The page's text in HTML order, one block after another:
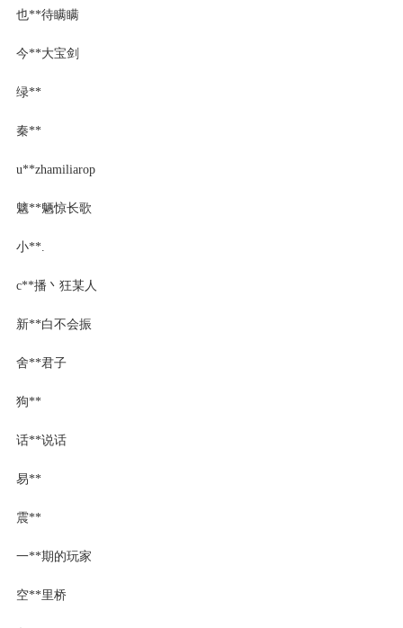
也**待瞒瞒
今**大宝剑
绿**
秦**
u**zhamiliarop
魑**魉惊长歌
小**.
c**播丶狂某人
新**白不会振
舍**君子
狗**
话**说话
易**
震**
一**期的玩家
空**里桥